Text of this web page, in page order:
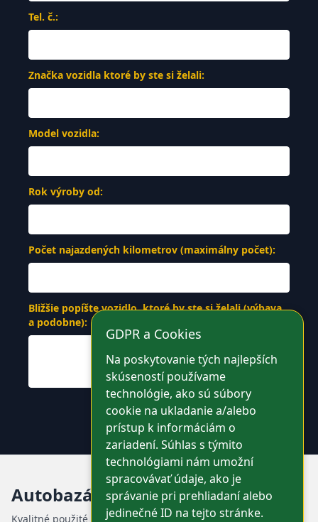
Tel. č.:
Značka vozidla ktoré by ste si želali:
Model vozidla:
Rok výroby od:
Počet najazdených kilometrov (maximálny počet):
Bližšie popíšte vozidlo, ktoré by ste si želali (výbava,
a podobne):
Odoslať
Autobazár AVISO
Kvalitné použité autá — predaj, výkup a prenájom vozidiel.
GDPR a Cookies
Na poskytovanie tých najlepších
skúseností používame
technológie, ako sú súbory
cookie na ukladanie a/alebo
prístup k informáciám o
zariadení. Súhlas s týmito
technológiami nám umožní
spracovávať údaje, ako je
správanie pri prehliadaní alebo
jedinečné ID na tejto stránke.